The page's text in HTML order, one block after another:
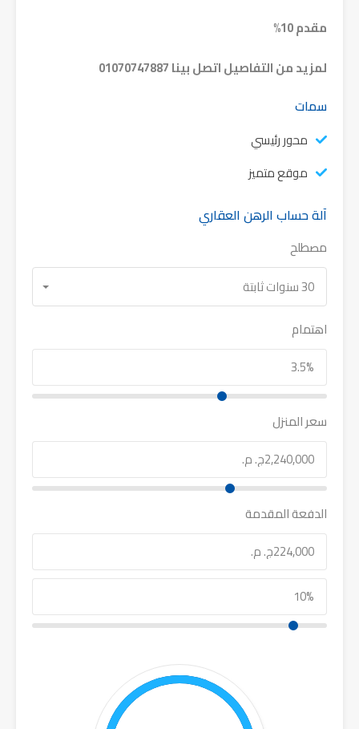
مقدم 10%
لمزيد من التفاصيل اتصل بينا 01070747887
سمات
محور رئيسي
موقع متميز
آلة حساب الرهن العقاري
مصطلح
30 سنوات ثابتة
اهتمام
سعر المنزل
الدفعة المقدمة